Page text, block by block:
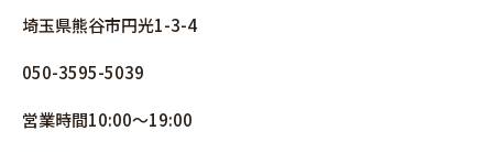
埼玉県熊谷市円光1-3-4
050-3595-5039
営業時間10:00～19:00